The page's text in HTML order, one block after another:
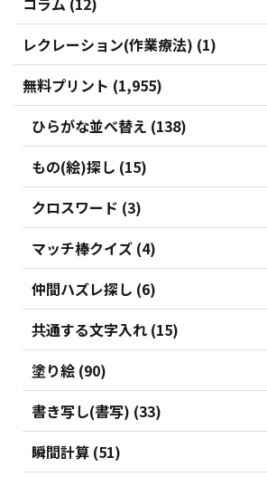
レクレーション(作業療法) (1)
無料プリント (1,955)
ひらがな並べ替え (138)
もの(絵)探し (15)
クロスワード (3)
マッチ棒クイズ (4)
仲間ハズレ探し (6)
共通する文字入れ (15)
塗り絵 (90)
書き写し(書写) (33)
瞬間計算 (51)